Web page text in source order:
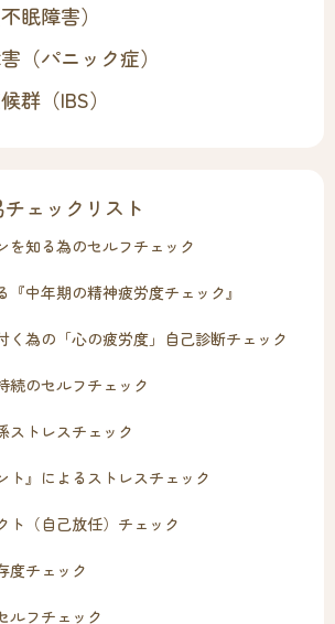
眠障害）
（パニック症）
群（IBS）
ェックリスト
を知る為のセルフチェック
『中年期の精神疲労度チェック』
く為の「心の疲労度」自己診断チェック
続のセルフチェック
ストレスチェック
ト』によるストレスチェック
ト（自己放任）チェック
度チェック
ルフチェック